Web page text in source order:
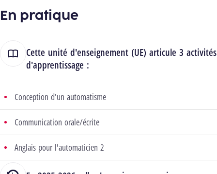
En pratique
Cette unité d'enseignement (UE) articule 3 activités
d'apprentissage :
Conception d'un automatisme
Communication orale/écrite
Anglais pour l'automaticien 2